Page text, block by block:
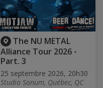
The NU METAL
Alliance Tour 2026 -
Part. 3
25 septembre 2026, 20h30
Studio Sonum, Québec, QC